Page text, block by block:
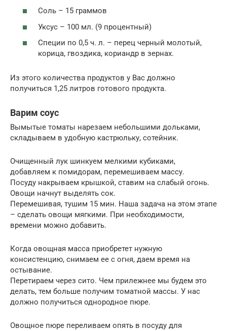
Соль – 15 граммов
Уксус – 100 мл. (9 процентный)
Специи по 0,5 ч. л. – перец черный молотый,
корица, гвоздика, кориандр в зернах.
Из этого количества продуктов у Вас должно
получиться 1,25 литров готового продукта.
Варим соус
Вымытые томаты нарезаем небольшими дольками,
складываем в удобную кастрюльку, сотейник.
Очищенный лук шинкуем мелкими кубиками,
добавляем к помидорам, перемешиваем массу.
Посуду накрываем крышкой, ставим на слабый огонь.
Овощи начнут выделять сок.
Перемешивая, тушим 15 мин. Наша задача на этом этапе
– сделать овощи мягкими. При необходимости,
времени можно добавить.
Когда овощная масса приобретет нужную
консистенцию, снимаем ее с огня, даем время на
остывание.
Перетираем через сито. Чем прилежнее мы будем это
делать, тем больше получим томатной массы. У нас
должно получиться однородное пюре.
Овощное пюре переливаем опять в посуду для